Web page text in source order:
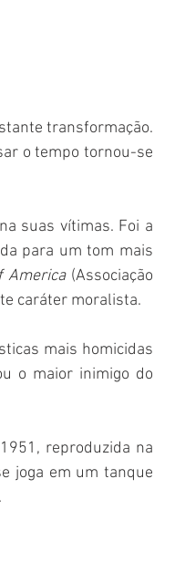
transformação.
o tempo tornou-se
suas vítimas. Foi a
para um tom mais
America (Associação
caráter moralista.
mais homicidas
o maior inimigo do
reproduzida na
joga em um tanque